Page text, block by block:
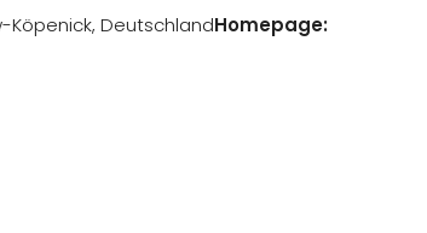
Köpenick, DeutschlandHomepage: